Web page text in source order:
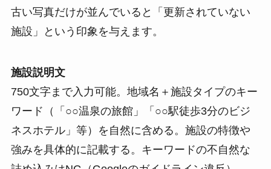
古い写真だけが並んでいると「更新されていない
施設」という印象を与えます。
施設説明文
750文字まで入力可能。地域名＋施設タイプのキー
ワード（「○○温泉の旅館」「○○駅徒歩3分のビジ
ネスホテル」等）を自然に含める。施設の特徴や
強みを具体的に記載する。キーワードの不自然な